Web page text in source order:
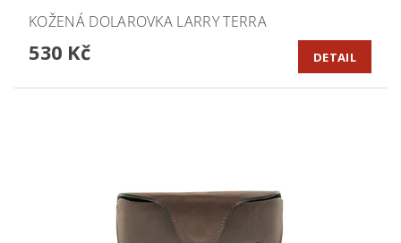
KOŽENÁ DOLAROVKA LARRY TERRA
530 Kč DETAIL